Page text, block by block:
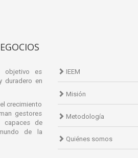
objetivo es
duradero en
crecimiento
gestores
capaces de
de la
IEEM
Misión
Metodología
Quiénes somos